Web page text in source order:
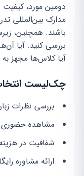
دومین مورد، کیفیت
باشند. همچنین،
بررسی کنید. آیا
آیا کلاس‌ها مجهز
چک‌لیست
بررسی نظرات
مشاهده حضوری
شفافیت در
ارائه مشاوره